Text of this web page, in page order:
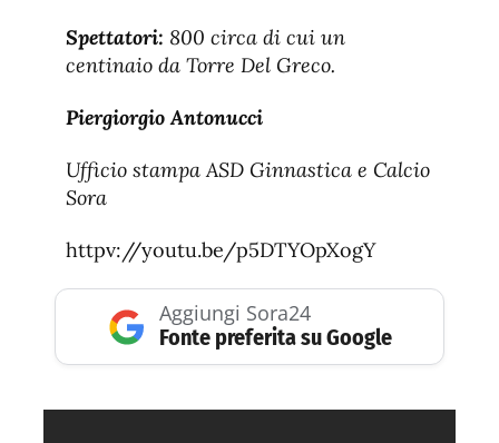
Spettatori: 800 circa di cui un
centinaio da Torre Del Greco.
Piergiorgio Antonucci
Ufficio stampa ASD Ginnastica e Calcio
Sora
httpv://youtu.be/p5DTYOpXogY
Aggiungi Sora24
Fonte preferita su Google